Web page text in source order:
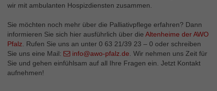
wir mit ambulanten Hospizdiensten zusammen.
Sie möchten noch mehr über die Palliativpflege erfahren? Dann
informieren Sie sich hier ausführlich über die Altenheime der AWO
Pfalz . Rufen Sie uns an unter 0 63 21/39 23 – 0 oder schreiben
Sie uns eine Mail:
info@awo-pfalz.de . Wir nehmen uns Zeit für
Sie und gehen einfühlsam auf all Ihre Fragen ein. Jetzt Kontakt
aufnehmen!